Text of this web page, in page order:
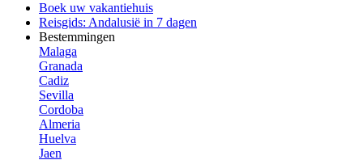
Boek uw vakantiehuis
Reisgids: Andalusië in 7 dagen
Bestemmingen
Malaga
Granada
Cadiz
Sevilla
Cordoba
Almeria
Huelva
Jaen